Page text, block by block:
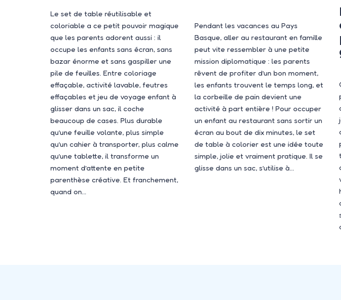
Le set de table réutilisable et
coloriable a ce petit pouvoir magique
que les parents adorent aussi : il
occupe les enfants sans écran, sans
bazar énorme et sans gaspiller une
pile de feuilles. Entre coloriage
effaçable, activité lavable, feutres
effaçables et jeu de voyage enfant à
glisser dans un sac, il coche
beaucoup de cases. Plus durable
qu’une feuille volante, plus simple
qu’un cahier à transporter, plus calme
qu’une tablette, il transforme un
moment d’attente en petite
parenthèse créative. Et franchement,
quand on…
Pendant les vacances au Pays
Basque, aller au restaurant en famille
peut vite ressembler à une petite
mission diplomatique : les parents
rêvent de profiter d’un bon moment,
les enfants trouvent le temps long, et
la corbeille de pain devient une
activité à part entière ! Pour occuper
un enfant au restaurant sans sortir un
écran au bout de dix minutes, le set
de table à colorier est une idée toute
simple, jolie et vraiment pratique. Il se
glisse dans un sac, s’utilise à…